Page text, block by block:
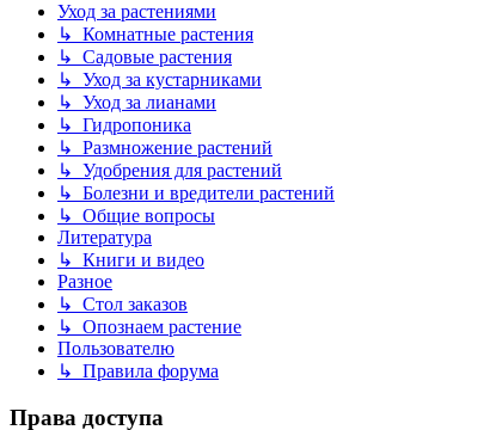
Уход за растениями
↳ Комнатные растения
↳ Садовые растения
↳ Уход за кустарниками
↳ Уход за лианами
↳ Гидропоника
↳ Размножение растений
↳ Удобрения для растений
↳ Болезни и вредители растений
↳ Общие вопросы
Литература
↳ Книги и видео
Разное
↳ Стол заказов
↳ Опознаем растение
Пользователю
↳ Правила форума
Права доступа